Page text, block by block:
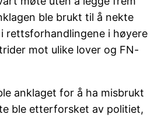
ble brukt til å nekte
rettsforhandlingene i høyere
mot ulike lover og FN-
anklaget for å ha misbrukt
ble etterforsket av politiet,